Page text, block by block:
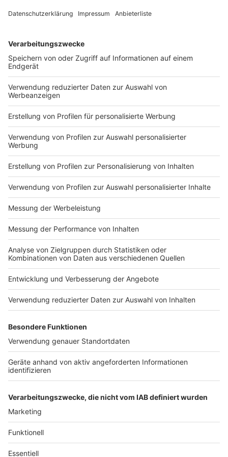
30.07.2026 22:00 / 2min
Impressum
Nutzungsbedingungen
Jobs
Presse
Werben
Archiv
ANTENNE BAYERN GROUP
Stiftung ANTENNE BAYERN
hilft
Teilnahmebedingungen
Grounding Page ANTENNE
BAYERN
Kontakt
Studio-Hotline
Verkehrs-Hotline
Newsletter